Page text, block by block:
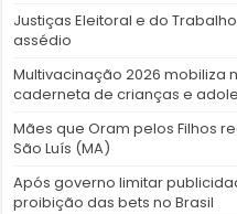
Justiças Eleitoral e do
assédio
Multivacinação 2026 mobiliza
caderneta de crianças e
Mães que Oram pelos Filhos
São Luís (MA)
Após governo limitar
proibição das bets no Brasil